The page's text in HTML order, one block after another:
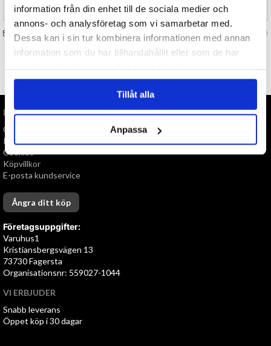
information från din enhet till de sociala medier och
annons- och analysföretag som vi samarbetar med.
Dessa kan i sin tur kombinera informationen med annan
information som du har tillhandahållit eller som de har
Tillåt alla
Anpassa
TIPSA
FRÅGA OSS OM VARAN Art. nr 129896
INFORMATION
Om oss
Personuppgiftspolicy
Cookies
Köpvillkor
E-posta kundservice
Ångra ditt köp
Företagsuppgifter:
Varuhus1
Kristiansbergsvägen 13
73730 Fagersta
Organisationsnr: 559027-1044
VI ERBJUDER
Snabb leverans
Öppet köp i 30 dagar